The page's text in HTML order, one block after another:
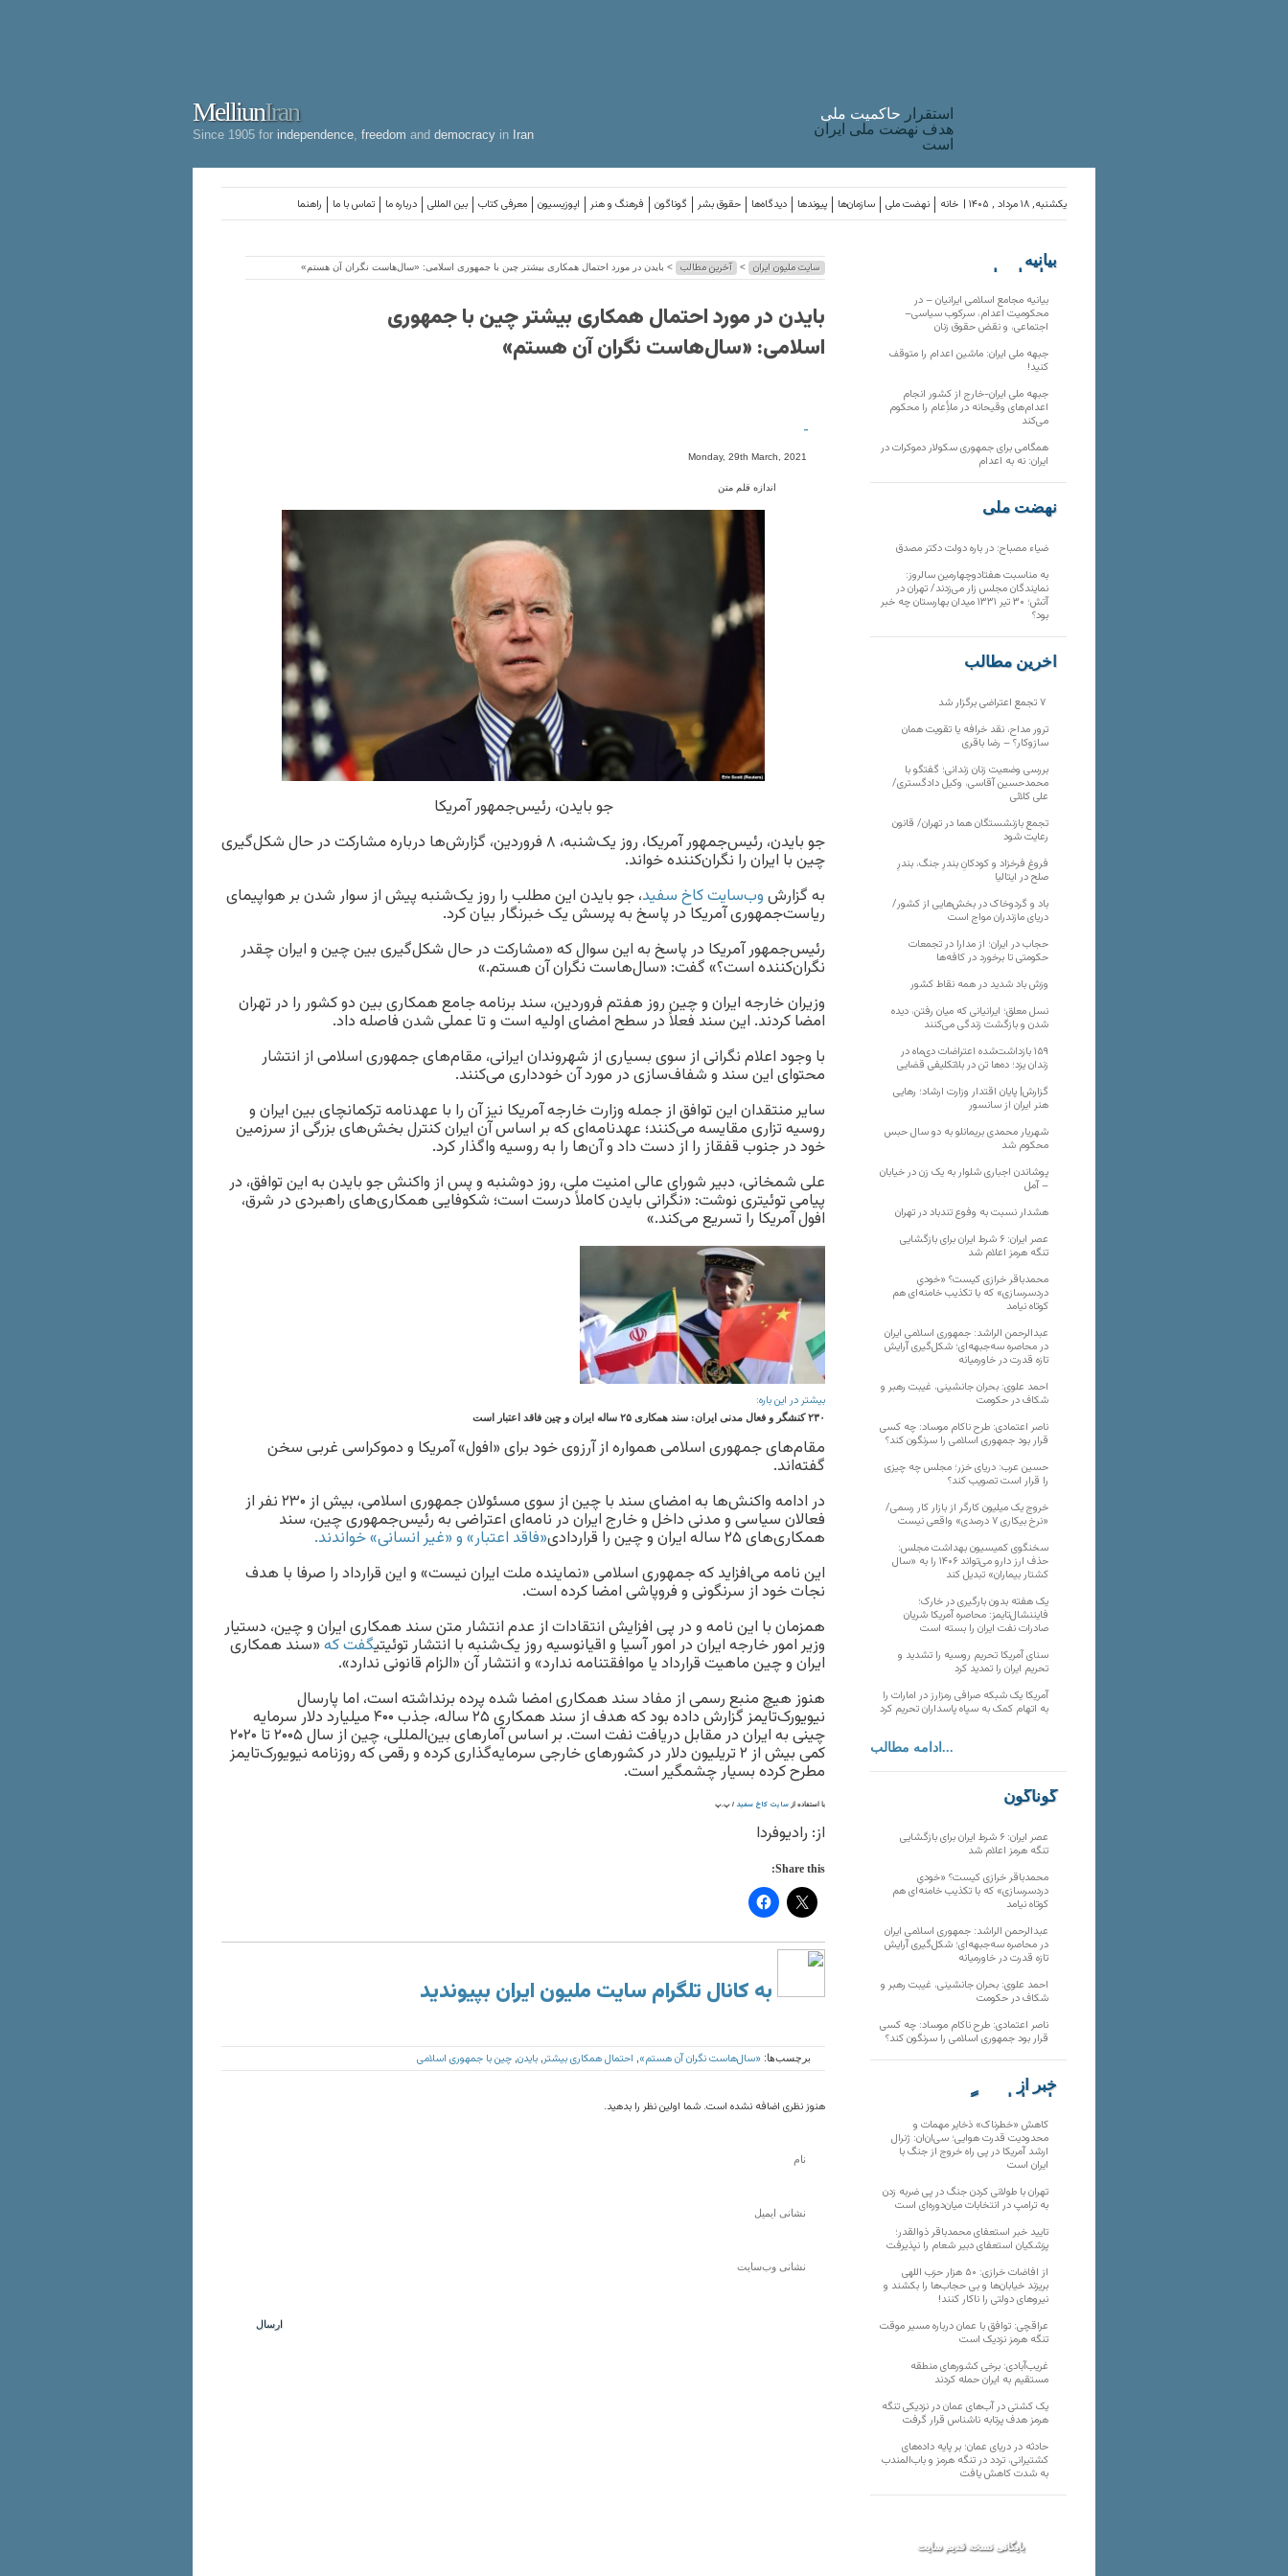
MelliunIran
Since 1905 for independence freedom and democracy in Iran
استقرار حاکميت ملی
هدف نهضت ملی ایران
است
راهنما تماس با ما درباره ما بین المللی معرفی کتاب اپوزیسیون فرهنگ و هنر گوناگون حقوق بشر دیدگاه‌ها پیوندها سازمان‌ها نهضت ملی خانه یکشنبه, ۱۸ مرداد , ۱۴۰۵ |
سایت ملیون ایران > آخرین مطالب > بایدن در مورد احتمال همکاری بیشتر چین با جمهوری اسلامی: «سال‌هاست نگران آن هستم»
بایدن در مورد احتمال همکاری بیشتر چین با جمهوری
اسلامی: «سال‌هاست نگران آن هستم»
-
Monday, 29th March, 2021
اندازه قلم متن
جو بایدن، رئیس‌جمهور آمریکا
جو بایدن، رئیس‌جمهور آمریکا، روز یک‌شنبه، ۸ فروردین، گزارش‌ها درباره مشارکت در حال شکل‌گیری
چین با ایران را نگران‌کننده خواند.
به گزارشوب‌سایت کاخ سفید، جو بایدن این مطلب را روز یک‌شنبه پیش از سوار شدن بر هواپیمای
ریاست‌جمهوری آمریکا در پاسخ به پرسش یک خبرنگار بیان کرد.
رئیس‌جمهور آمریکا در پاسخ به این سوال که «مشارکت در حال شکل‌گیری بین چین و ایران چقدر
نگران‌کننده است؟» گفت: «سال‌هاست نگران آن هستم.»
وزیران خارجه ایران و چین روز هفتم فروردین، سند برنامه جامع همکاری بین دو کشور را در تهران
امضا کردند. این سند فعلاً در سطح امضای اولیه است و تا عملی شدن فاصله داد.
با وجود اعلام نگرانی از سوی بسیاری از شهروندان ایرانی، مقام‌های جمهوری اسلامی از انتشار
محتوای این سند و شفاف‌سازی در مورد آن خودداری می‌کنند.
سایر منتقدان این توافق از جمله وزارت خارجه آمریکا نیز آن را با عهدنامه ترکمانچای بین ایران و
روسیه تزاری مقایسه می‌کنند؛ عهدنامه‌ای که بر اساس آن ایران کنترل بخش‌های بزرگی از سرزمین
خود در جنوب قفقاز را از دست داد و آن‌ها را به روسیه واگذار کرد.
علی شمخانی، دبیر شورای عالی امنیت ملی، روز دوشنبه و پس از واکنش جو بایدن به این توافق، در
پیامی توئیتری نوشت: «نگرانی بایدن کاملاً درست است؛ شکوفایی همکاری‌های راهبردی در شرق،
افول آمریکا را تسریع می‌کند.»
بیشتر در این باره:
۲۳۰ کنشگر و فعال مدنی ایران: سند همکاری ۲۵ ساله ایران و چین فاقد اعتبار است
مقام‌های جمهوری اسلامی همواره از آرزوی خود برای «افول» آمریکا و دموکراسی غربی سخن
گفته‌اند.
در ادامه واکنش‌ها به امضای سند با چین از سوی مسئولان جمهوری اسلامی، بیش از ۲۳۰ نفر از
فعالان سیاسی و مدنی داخل و خارج ایران در نامه‌ای اعتراضی به رئیس‌جمهوری چین، سند
همکاری‌های ۲۵ ساله ایران و چین را قراردادی
«فاقد اعتبار» و «غیر انسانی» خواندند.
این نامه می‌افزاید که جمهوری اسلامی «نماینده ملت ایران نیست» و این قرارداد را صرفا با هدف
نجات خود از سرنگونی و فروپاشی امضا کرده است.
همزمان با این نامه و در پی افزایش انتقادات از عدم انتشار متن سند همکاری ایران و چین، دستیار
وزیر امور خارجه ایران در امور آسیا و اقیانوسیه روز یک‌شنبه با انتشار توئیتیگفت که«سند همکاری
ایران و چین ماهیت قرارداد یا موافقتنامه ندارد» و انتشار آن «الزام قانونی ندارد».
هنوز هیچ منبع رسمی از مفاد سند همکاری امضا شده پرده برنداشته است، اما پارسال
نیویورک‌تایمز گزارش داده بود که هدف از سند همکاری ۲۵ ساله، جذب ۴۰۰ میلیارد دلار سرمایه
چینی به ایران در مقابل دریافت نفت است. بر اساس آمارهای بین‌المللی، چین از سال ۲۰۰۵ تا ۲۰۲۰
کمی بیش از ۲ تریلیون دلار در کشورهای خارجی سرمایه‌گذاری کرده و رقمی که روزنامه نیویورک‌تایمز
مطرح کرده بسیار چشمگیر است.
با استفاده از سایت کاخ سفید / پ.پ
از: رادیوفردا
Share this:
به کانال تلگرام سایت ملیون ایران بپیوندید
برچسب‌ها: «سال‌هاست نگران آن هستم» احتمال همکاری بیشتر بایدن چین با جمهوری اسلامی
هنوز نظری اضافه نشده است. شما اولین نظر را بدهید.
بیانیه
سازمان‌های
بیانیه مجامع اسلامی ایرانیان – در
محکومیت اعدام، سرکوب سیاسی–
اجتماعی، و نقض حقوق زنان
جبهه ملی ایران: ماشین اعدام را متوقف
کنید!
جبهه ملی ایران-خارج از کشور انجام
اعدام‌های وقیحانه در ملأِعام را محکوم
می‌کند
همگامی برای جمهوری سکولار دموکرات در
ایران: نه به اعدام
نهضت ملی
ضیاء مصباح: در باره دولت دکتر مصدق
به مناسبت هفتادوچهارمین سالروز:
نمایندگان مجلس زار می‌زدند/ تهران در
آتش؛ ۳۰ تیر ۱۳۳۱ میدان بهارستان چه خبر
بود؟
آخرین مطالب
ترور مداح، نقد خرافه یا تقویت همان
سازوکار؟ – رضا باقری
بررسی وضعیت زنان زندانی؛ گفتگو با
محمدحسین آقاسی، وکیل دادگستری/
علی کلائی
تجمع بازنشستگان هما در تهران/ قانون
رعایت شود
فروغ فرخزاد و کودکانِ بندرِ جنگ، بندرِ
صلح در ایتالیا
باد و گردوخاک در بخش‌هایی از کشور/
دریای مازندران مواج است
حجاب در ایران؛ از مدارا در تجمعات
حکومتی تا برخورد در کافه‌ها
وزش باد شدید در همه نقاط کشور
نسل معلق؛ ایرانیانی که میان رفتن، دیده
شدن و بازگشت زندگی می‌کنند
۱۵۹ بازداشت‌شده اعتراضات دی‌ماه در
زندان یزد؛ ده‌ها تن در بلاتکلیفی قضایی
گزارش| پایان اقتدار وزارت ارشاد؛ رهایی
هنر ایران از سانسور
شهریار محمدی بریمانلو به دو سال حبس
محکوم شد
پوشاندن اجباری شلوار به یک زن در خیابان
– آمل
هشدار نسبت به وفوع تندباد در تهران
عصر ایران: ۶ شرط ایران برای بازگشایی
تنگه هرمز اعلام شد
محمدباقر خرازی کیست؟ «خودیِ
دردسرسازی» که با تکذیب خامنه‌ای هم
کوتاه نیامد
عبدالرحمن الراشد: جمهوری اسلامی ایران
در محاصره سه‌جبهه‌ای؛ شکل‌گیری آرایش
تازه قدرت در خاورمیانه
احمد علوی: بحران جانشینی، غیبت رهبر و
شکاف در حکومت
ناصر اعتمادی: طرح ناکام موساد: چه کسی
قرار بود جمهوری اسلامی را سرنگون کند؟
حسین عرب: دریای خزر؛ مجلس چه چیزی
را قرار است تصویب کند؟
خروج یک میلیون کارگر از بازار کار رسمی/
«نرخ بیکاری ۷ درصدی» واقعی نیست
سخنگوی کمیسیون بهداشت مجلس:
حذف ارز دارو می‌تواند ۱۴۰۶ را به «سال
کشتار بیماران» تبدیل کند
یک هفته بدون بارگیری در خارک؛
فایننشال‌تایمز: محاصره آمریکا شریان
صادرات نفت ایران را بسته است
سنای آمریکا تحریم روسیه را تشدید و
تحریم ایران را تمدید کرد
آمریکا یک شبکه صرافی رمزارز در امارات را
به اتهام کمک به سپاه پاسداران تحریم کرد
ادامه مطالب...
گوناگون
عصر ایران: ۶ شرط ایران برای بازگشایی
تنگه هرمز اعلام شد
محمدباقر خرازی کیست؟ «خودیِ
دردسرسازی» که با تکذیب خامنه‌ای هم
کوتاه نیامد
عبدالرحمن الراشد: جمهوری اسلامی ایران
در محاصره سه‌جبهه‌ای؛ شکل‌گیری آرایش
تازه قدرت در خاورمیانه
احمد علوی: بحران جانشینی، غیبت رهبر و
شکاف در حکومت
ناصر اعتمادی: طرح ناکام موساد: چه کسی
قرار بود جمهوری اسلامی را سرنگون کند؟
خبر از
تارنماهای دیگر
کاهش «خطرناک» ذخایر مهمات و
محدودیت قدرت هوایی؛ سی‌ان‌ان: ژنرال
ارشد آمریکا در پی راه خروج از جنگ با
ایران است
تهران با طولانی کردن جنگ در پی ضربه زدن
به ترامپ در انتخابات میان‌دوره‌ای است
تایید خبر استعفای محمدباقر ذوالقدر؛
پزشکیان استعفای دبیر شعام را نپذیرفت
از افاضات خرازی: ۵۰ هزار حزب اللهی
بریزند خیابان‌ها و بی حجاب‌ها را بکشند و
نیرو‌های دولتی را ناکار کنند!
عراقچی: توافق با عمان درباره مسیر موقت
تنگه هرمز نزدیک است
غریب‌آبادی: برخی کشورهای منطقه
مستقیم به ایران حمله کردند
یک کشتی در آب‌های عمان در نزدیکی تنگه
هرمز هدف پرتابه ناشناس قرار گرفت
حادثه در دریای عمان؛ بر پایه داده‌های
کشتیرانی، تردد در تنگه هرمز و باب‌المندب
به شدت کاهش یافت
بایگانی نسخه قدیم سایت